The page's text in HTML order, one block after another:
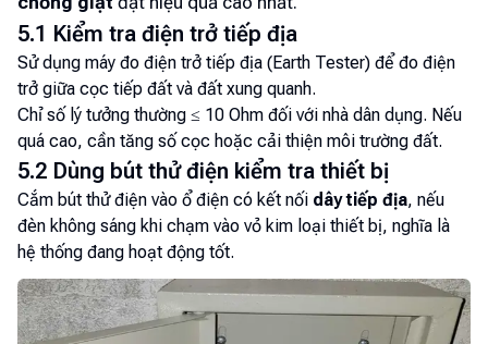
5.1 Kiểm tra điện trở tiếp địa
Sử dụng máy đo điện trở tiếp địa (Earth Tester) để đo điện
trở giữa cọc tiếp đất và đất xung quanh.
Chỉ số lý tưởng thường ≤ 10 Ohm đối với nhà dân dụng. Nếu
quá cao, cần tăng số cọc hoặc cải thiện môi trường đất.
5.2 Dùng bút thử điện kiểm tra thiết bị
Cắm bút thử điện vào ổ điện có kết nối dây tiếp địa, nếu
đèn không sáng khi chạm vào vỏ kim loại thiết bị, nghĩa là
hệ thống đang hoạt động tốt.